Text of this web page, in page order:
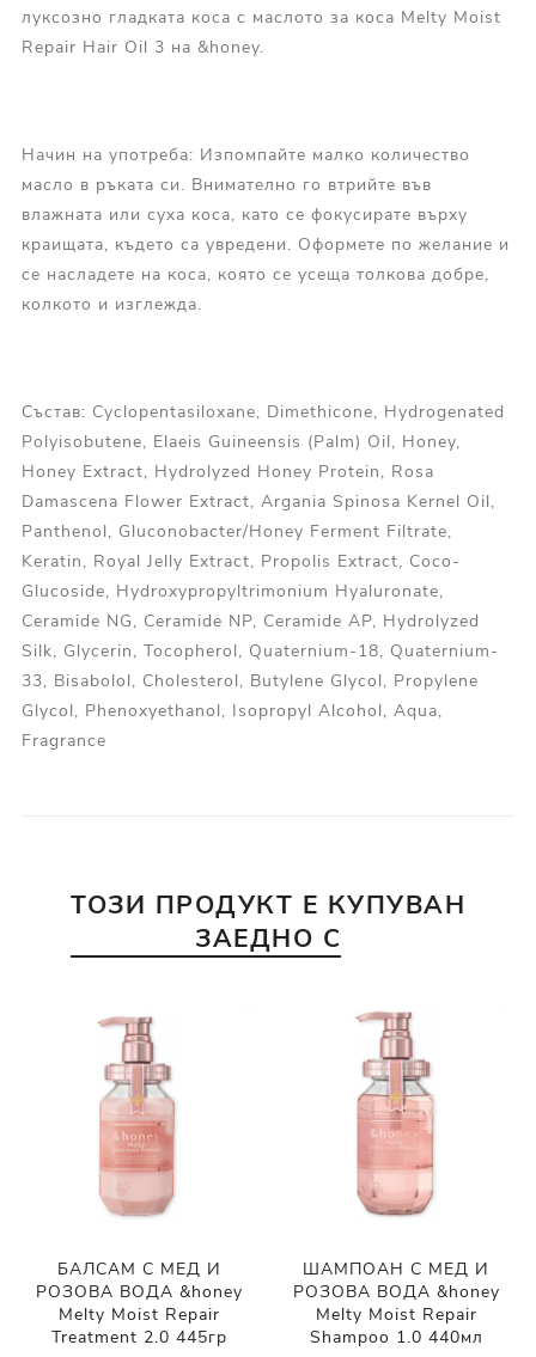
луксозно гладката коса с маслото за коса Melty Moist
Repair Hair Oil 3 на &honey.
Начин на употреба: Изпомпайте малко количество
масло в ръката си. Внимателно го втрийте във
влажната или суха коса, като се фокусирате върху
краищата, където са увредени. Оформете по желание и
се насладете на коса, която се усеща толкова добре,
колкото и изглежда.
Състав: Cyclopentasiloxane, Dimethicone, Hydrogenated
Polyisobutene, Elaeis Guineensis (Palm) Oil, Honey,
Honey Extract, Hydrolyzed Honey Protein, Rosa
Damascena Flower Extract, Argania Spinosa Kernel Oil,
Panthenol, Gluconobacter/Honey Ferment Filtrate,
Keratin, Royal Jelly Extract, Propolis Extract, Coco-
Glucoside, Hydroxypropyltrimonium Hyaluronate,
Ceramide NG, Ceramide NP, Ceramide AP, Hydrolyzed
Silk, Glycerin, Tocopherol, Quaternium-18, Quaternium-
33, Bisabolol, Cholesterol, Butylene Glycol, Propylene
Glycol, Phenoxyethanol, Isopropyl Alcohol, Aqua,
Fragrance
ТОЗИ ПРОДУКТ Е КУПУВАН
ЗАЕДНО С
БАЛСАМ С МЕД И
РОЗОВА ВОДА &honey
Melty Moist Repair
Treatment 2.0 445гр
ШАМПОАН С МЕД И
РОЗОВА ВОДА &honey
Melty Moist Repair
Shampoo 1.0 440мл